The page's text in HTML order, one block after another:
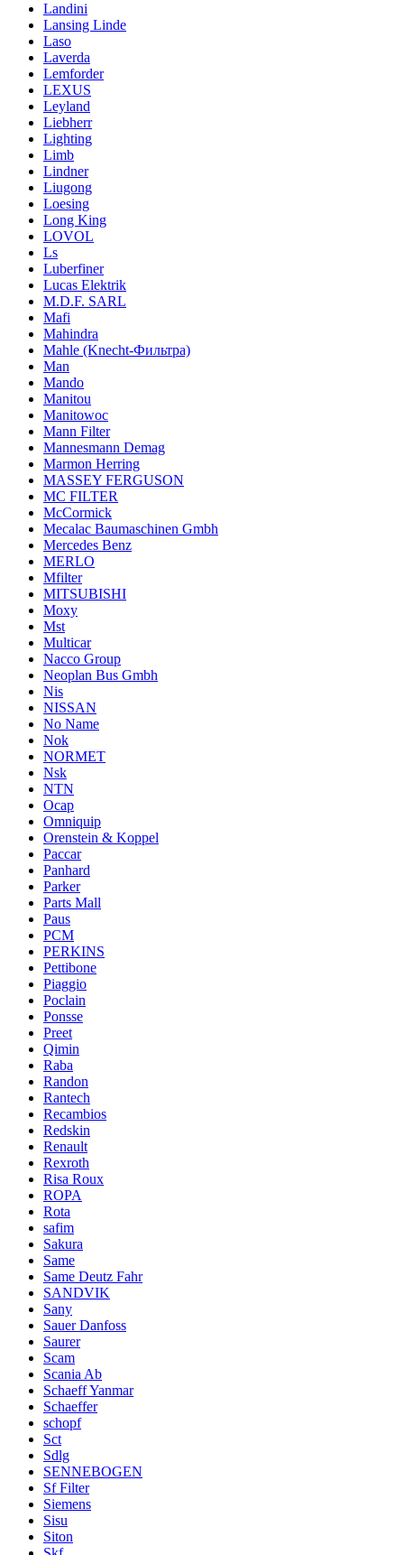
Landini
Lansing Linde
Laso
Laverda
Lemforder
LEXUS
Leyland
Liebherr
Lighting
Limb
Lindner
Liugong
Loesing
Long King
LOVOL
Ls
Luberfiner
Lucas Elektrik
M.D.F. SARL
Mafi
Mahindra
Mahle (Knecht-Фильтра)
Man
Mando
Manitou
Manitowoc
Mann Filter
Mannesmann Demag
Marmon Herring
MASSEY FERGUSON
MC FILTER
McCormick
Mecalac Baumaschinen Gmbh
Mercedes Benz
MERLO
Mfilter
MITSUBISHI
Moxy
Mst
Multicar
Nacco Group
Neoplan Bus Gmbh
Nis
NISSAN
No Name
Nok
NORMET
Nsk
NTN
Ocap
Omniquip
Orenstein & Koppel
Paccar
Panhard
Parker
Parts Mall
Paus
PCM
PERKINS
Pettibone
Piaggio
Poclain
Ponsse
Preet
Qimin
Raba
Randon
Rantech
Recambios
Redskin
Renault
Rexroth
Risa Roux
ROPA
Rota
safim
Sakura
Same
Same Deutz Fahr
SANDVIK
Sany
Sauer Danfoss
Saurer
Scam
Scania Ab
Schaeff Yanmar
Schaeffer
schopf
Sct
Sdlg
SENNEBOGEN
Sf Filter
Siemens
Sisu
Siton